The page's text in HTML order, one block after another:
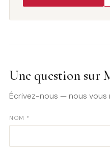
Une question sur
Écrivez-nous — nous
NOM *